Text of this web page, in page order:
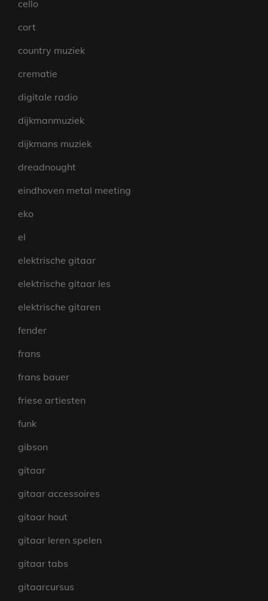
cello
cort
country muziek
crematie
digitale radio
dijkmanmuziek
dijkmans muziek
dreadnought
eindhoven metal meeting
eko
el
elektrische gitaar
elektrische gitaar les
elektrische gitaren
fender
frans
frans bauer
friese artiesten
funk
gibson
gitaar
gitaar accessoires
gitaar hout
gitaar leren spelen
gitaar tabs
gitaarcursus